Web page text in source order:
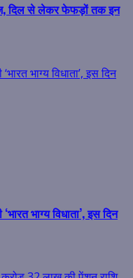
दिल से लेकर फेफड़ों तक इन
भाग्य विधाता’, इस दिन
भाग्य विधाता’, इस दिन